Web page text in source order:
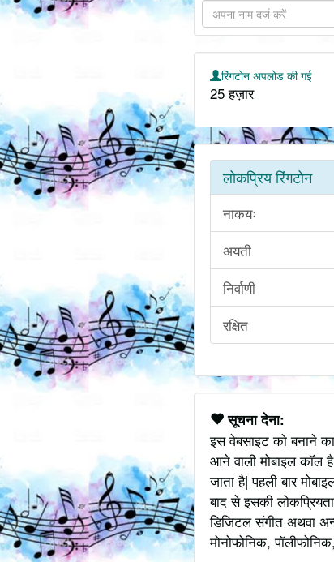
रिंगटोन अपलोड की गई
25 हज़ार
लोकप्रिय रिंगटोन
नाकयः
अयती
निर्वाणी
रक्षित
सूचना देना:
इस वेबसाइट को बनाने
आने वाली मोबाइल
जाता है| पहली बार
बाद से इसकी
डिजिटल संगीत अथवा
मोनोफोनिक,